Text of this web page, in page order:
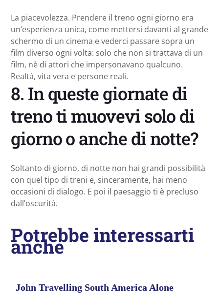
La piacevolezza. Prendere il treno ogni giorno era
un’esperienza unica, come mettersi davanti al grande
schermo di un cinema e vederci passare sopra un
film diverso ogni volta: solo che non si trattava di un
film, nè di attori che impersonavano qualcuno.
Realtà, vita vera e persone reali.
8. In queste giornate di
treno ti muovevi solo di
giorno o anche di notte?
Soltanto di giorno, di notte non hai grandi possibilità
con quel tipo di treni e, sinceramente, hai meno
occasioni di dialogo. E poi il paesaggio ti è precluso
dall’oscurità.
Potrebbe interessarti
anche
John Travelling South America Alone